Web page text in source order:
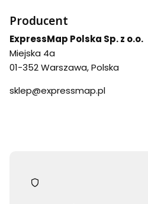
Producent
ExpressMap Polska Sp. z o.o.
Miejska 4a
01-352 Warszawa, Polska
sklep@expressmap.pl